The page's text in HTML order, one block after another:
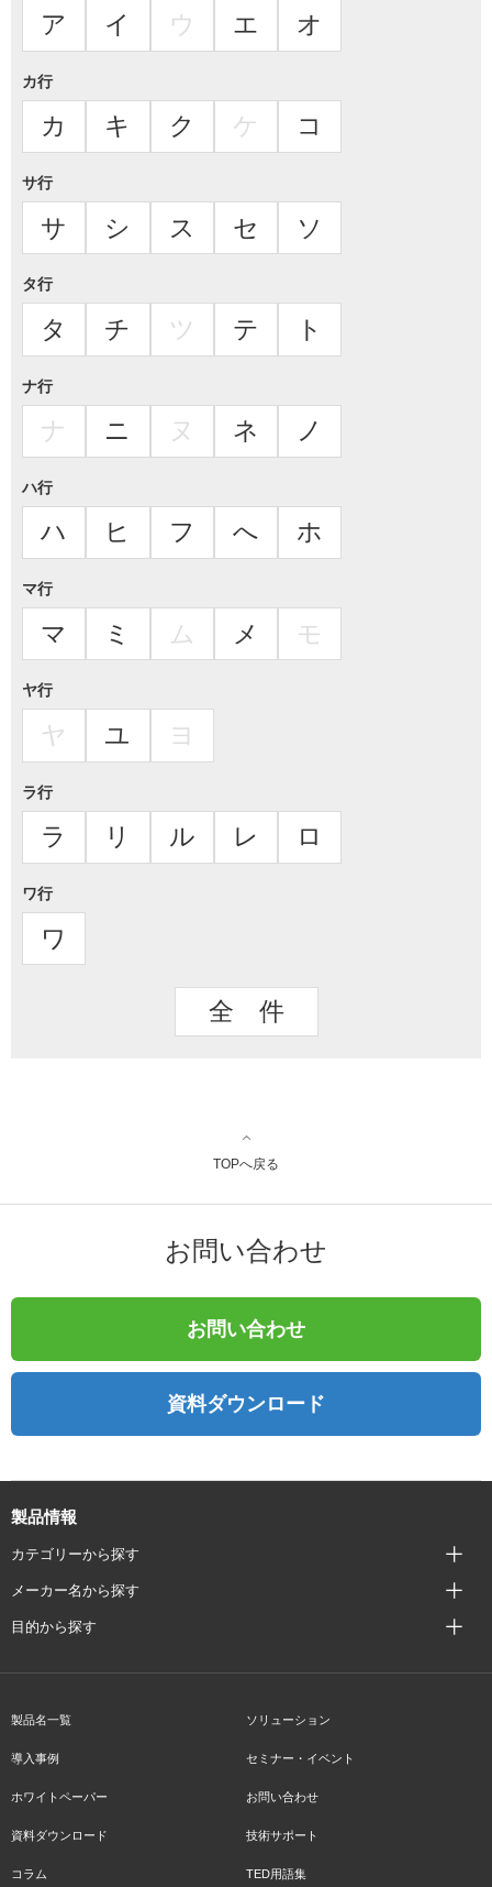
ア イ ウ エ オ
カ行
カ キ ク ケ コ
サ行
サ シ ス セ ソ
タ行
タ チ ツ テ ト
ナ行
ナ ニ ヌ ネ ノ
ハ行
ハ ヒ フ へ ホ
マ行
マ ミ ム メ モ
ヤ行
ヤ ユ ヨ
ラ行
ラ リ ル レ ロ
ワ行
ワ
全 件
TOPへ戻る
お問い合わせ
お問い合わせ
資料ダウンロード
製品情報
カテゴリーから探す
メーカー名から探す
目的から探す
製品名一覧 ソリューション
導入事例 セミナー・イベント
ホワイトペーパー お問い合わせ
資料ダウンロード 技術サポート
コラム TED用語集